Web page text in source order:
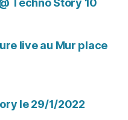
Techno Story 10
live au Mur place
le 29/1/2022